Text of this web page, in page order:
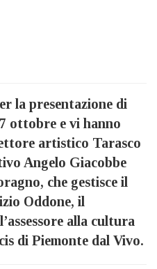
la presentazione di
ottobre e vi hanno
artistico Tarasco
Angelo Giacobbe
che gestisce il
Oddone, il
alla cultura
di Piemonte dal Vivo.